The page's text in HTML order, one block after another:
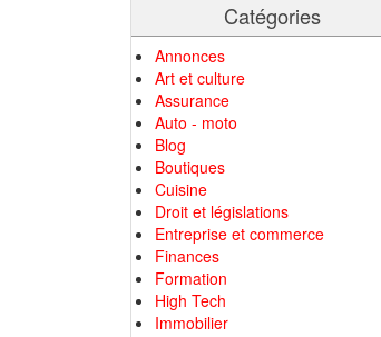
Catégories
Annonces
Art et culture
Assurance
Auto - moto
Blog
Boutiques
Cuisine
Droit et législations
Entreprise et commerce
Finances
Formation
High Tech
Immobilier